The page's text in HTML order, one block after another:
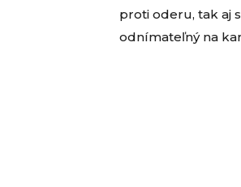
proti oderu, tak aj
odnímateľný na